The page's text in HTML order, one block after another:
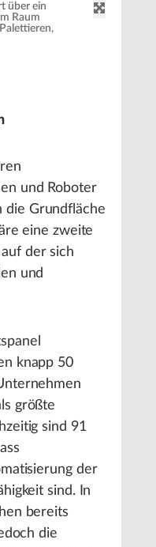
über ein
Raum
und Roboter
die Grundfläche
eine zweite
der sich
und
knapp 50
größte
sind 91
der
sind. In
bereits
die